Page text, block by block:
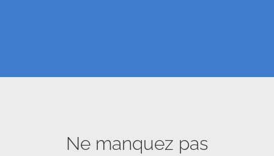
Ne manquez pas